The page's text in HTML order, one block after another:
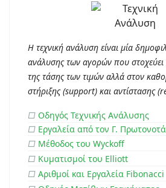
Η τεχνική ανάλυση είναι μία
ανάλυσης των αγορών που
της τάσης των τιμών αλλά στον
στήριξης (support) και αντίστασης
□ Οδηγός Τεχνικής Ανάλυσης
□ Εργαλεία από τον Γ.
□ Μέθοδος του Wyckoff
□ Κυματισμοί του Elliott
□ Αριθμοί και Εργαλεία Fibonacci